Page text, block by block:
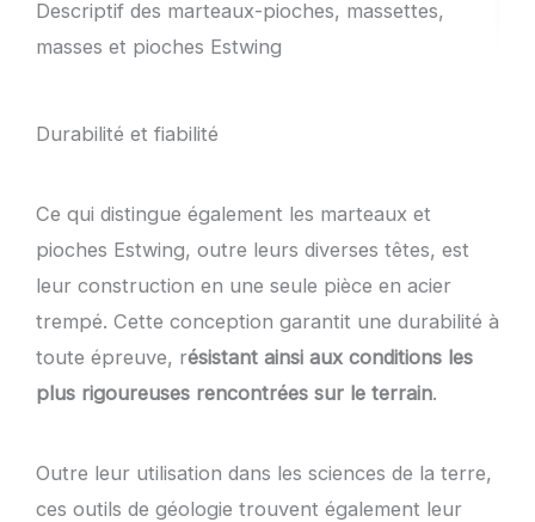
Descriptif des marteaux-pioches, massettes,
masses et pioches Estwing
Durabilité et fiabilité
Ce qui distingue également les marteaux et
pioches Estwing, outre leurs diverses têtes, est
leur construction en une seule pièce en acier
trempé. Cette conception garantit une durabilité à
toute épreuve, résistant ainsi aux conditions les
plus rigoureuses rencontrées sur le terrain.
Outre leur utilisation dans les sciences de la terre,
ces outils de géologie trouvent également leur